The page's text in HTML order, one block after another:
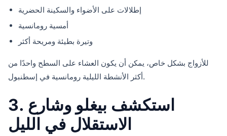
إطلالات على الأضواء والسكينة الحضرية
أمسية رومانسية
وتيرة بطيئة ومريحة أكثر
للأزواج بشكل خاص، يمكن أن يكون العشاء على السطح واحدًا من
أكثر الأنشطة الليلية رومانسية في إسطنبول.
3. استكشف بيغلو وشارع
الاستقلال في الليل